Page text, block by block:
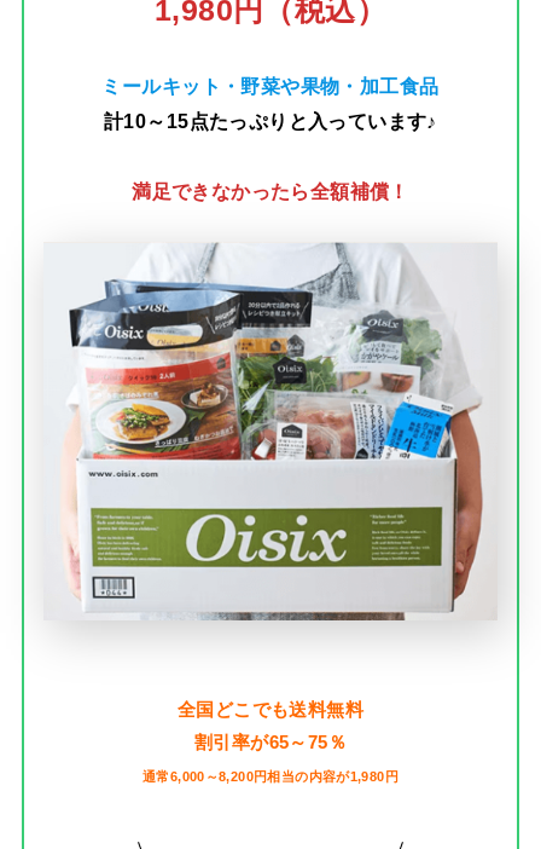
1,980円（税込）
ミールキット・野菜や果物・加工食品
計10～15点たっぷりと入っています♪
満足できなかったら全額補償！
全国どこでも送料無料
割引率が65～75％
通常6,000～8,200円相当の内容が1,980円